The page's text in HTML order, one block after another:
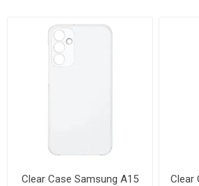
Clear Case Samsung A15
Clear